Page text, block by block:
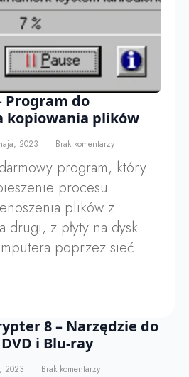
Program do
kopiowania plików
2023 Brak komentarzy
program, który
procesu
plików z
drugi, z płyty na dysk
poprzez sieć
8 – Narzędzie do
i Blu-ray
2023 Brak komentarzy